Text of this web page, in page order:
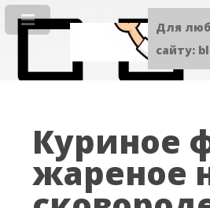
Куриное
жареное
Для
сайту: